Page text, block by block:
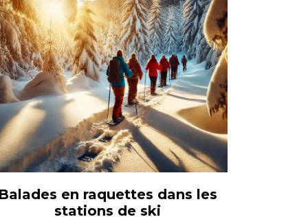
en raquettes dans les
stations de ski